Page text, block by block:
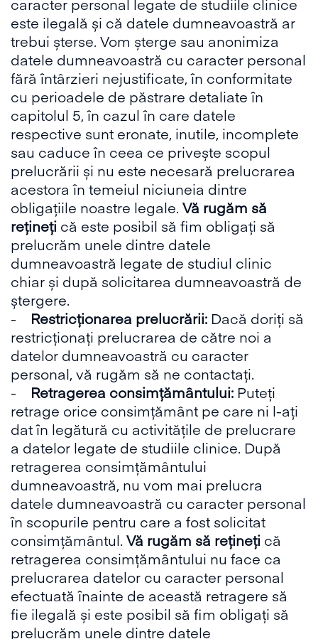
caracter personal legate de studiile clinice
este ilegală și că datele dumneavoastră ar
trebui șterse. Vom șterge sau anonimiza
datele dumneavoastră cu caracter personal
fără întârzieri nejustificate, în conformitate
cu perioadele de păstrare detaliate în
capitolul 5, în cazul în care datele
respective sunt eronate, inutile, incomplete
sau caduce în ceea ce privește scopul
prelucrării și nu este necesară prelucrarea
acestora în temeiul niciuneia dintre
obligațiile noastre legale. Vă rugăm să
rețineți că este posibil să fim obligați să
prelucrăm unele dintre datele
dumneavoastră legate de studiul clinic
chiar și după solicitarea dumneavoastră de
ștergere.
- Restricționarea prelucrării: Dacă doriți să
restricționați prelucrarea de către noi a
datelor dumneavoastră cu caracter
personal, vă rugăm să ne contactați.
- Retragerea consimțământului: Puteți
retrage orice consimțământ pe care ni l-ați
dat în legătură cu activitățile de prelucrare
a datelor legate de studiile clinice. După
retragerea consimțământului
dumneavoastră, nu vom mai prelucra
datele dumneavoastră cu caracter personal
în scopurile pentru care a fost solicitat
consimțământul. Vă rugăm să rețineți că
retragerea consimțământului nu face ca
prelucrarea datelor cu caracter personal
efectuată înainte de această retragere să
fie ilegală și este posibil să fim obligați să
prelucrăm unele dintre datele